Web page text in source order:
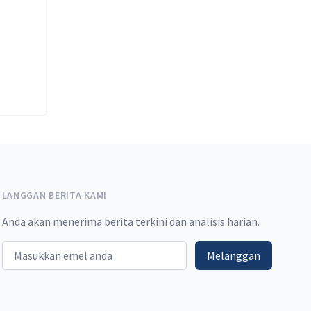
LANGGAN BERITA KAMI
Anda akan menerima berita terkini dan analisis harian.
Email address Melanggan